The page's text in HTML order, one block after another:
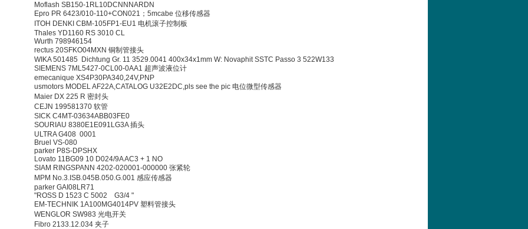
Moflash SB150-1RL10DCNNNARDN
Epro PR 6423/010-110+CON021；5mcabe 位移传感器
ITOH DENKI CBM-105FP1-EU1 电机滚子控制板
Thales YD1160 RS 3010 CL
Wurth 798946154
rectus 20SFKO04MXN 铜制管接头
WIKA 501485 Dichtung Gr. 11 3529.0041 400x34x1mm W: Novaphit SSTC Passo 3 522W133
SIEMENS 7ML5427-0CL00-0AA1 超声波液位计
emecanique XS4P30PA340,24V,PNP
usmotors MODEL AF22A,CATALOG U32E2DC,pls see the pic 电位微型传感器
Maier DX 225 R 密封头
CEJN 199581370 软管
SICK C4MT-03634ABB03FE0
SOURIAU 8380E1E091LG3A 插头
ULTRA G408 0001
Bruel VS-080
parker P8S-DPSHX
Lovato 11BG09 10 D024/9A AC3 + 1 NO
SIAM RINGSPANN 4202-020001-000000 张紧轮
MPM No.3.ISB.045B.050.G.001 感应传感器
parker GAI08LR71
"ROSS D 1523 C 5002 G3/4 "
EM-TECHNIK 1A100MG4014PV 塑料管接头
WENGLOR SW983 光电开关
Fibro 2133.12.034 夹子